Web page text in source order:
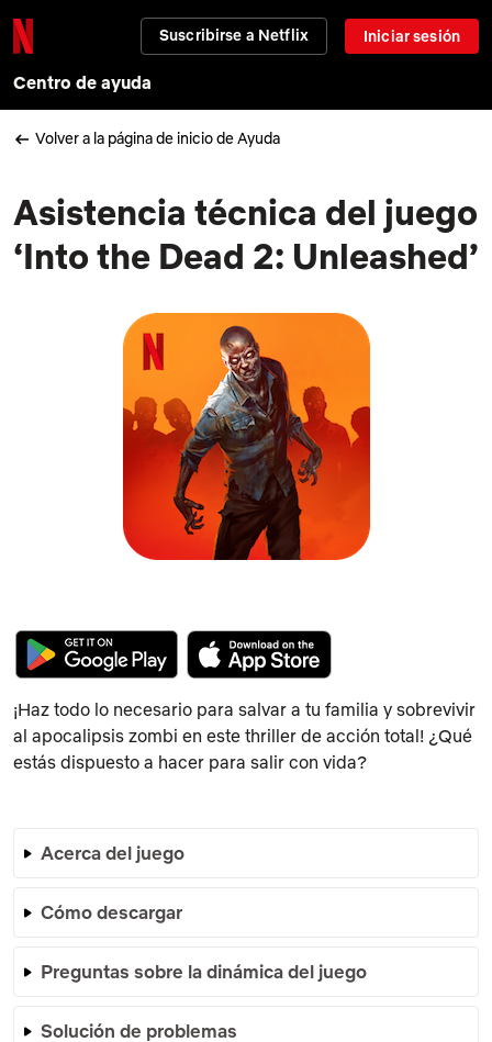
Suscribirse a Netflix Iniciar sesión
Centro de ayuda
Volver a la página de inicio de Ayuda
Asistencia técnica del juego
‘Into the Dead 2: Unleashed’
¡Haz todo lo necesario para salvar a tu familia y sobrevivir
al apocalipsis zombi en este thriller de acción total! ¿Qué
estás dispuesto a hacer para salir con vida?
Acerca del juego
Cómo descargar
Preguntas sobre la dinámica del juego
Solución de problemas